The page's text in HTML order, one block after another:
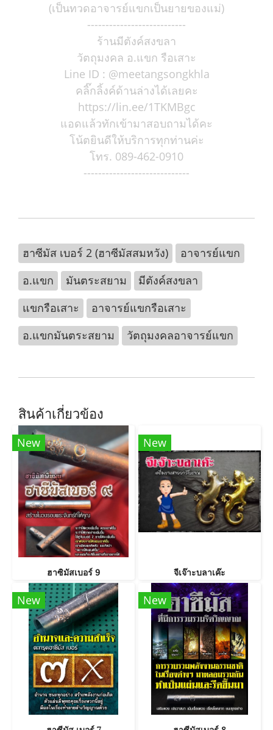
(เป็นทวดอาจารย์แขกเป็นยายของแม่)
---------------------------
ร้านมีตังค์สงขลา
วัตถุมงคล อ.แขก รือเสาะ
Line ID : @meetangsongkhla
คลิ๊กลิ้งค์ด้านล่างได้เลยคะ
https://lin.ee/1TKMBgc
แอดแล้วทักเข้ามาสอบถามได้คะ
โน้ตยินดีให้บริการทุกท่านค่ะ
โทร. 089-462-0910
-----------------------------
ฮาซีมัส เบอร์ 2 (ฮาซีมัสสมหวัง)
อาจารย์แขก
อ.แขก
มันตระสยาม
มีตังค์สงขลา
แขกรือเสาะ
อาจารย์แขกรือเสาะ
อ.แขกมันตระสยาม
วัตถุมงคลอาจารย์แขก
สินค้าเกี่ยวข้อง
New
ฮาซิมัสเบอร์ 9
New
จีเจ๊าะบลาเค๊ะ
New New